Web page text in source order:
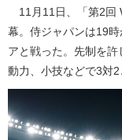
11月11日、「第2回
幕。侍ジャパンは19
アと戦った。先制を
動力、小技などで3対2